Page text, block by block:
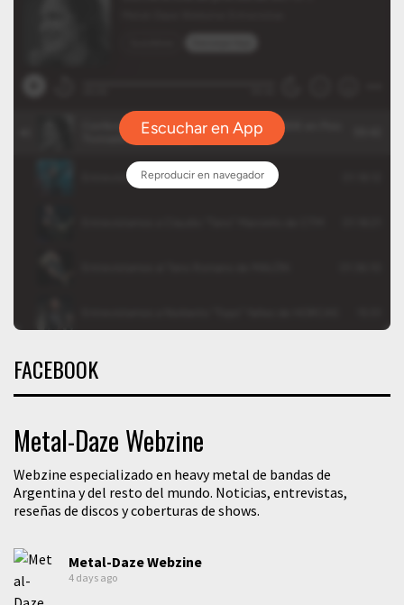
FACEBOOK
Metal-Daze Webzine
Webzine especializado en heavy metal de bandas de
Argentina y del resto del mundo. Noticias, entrevistas,
reseñas de discos y coberturas de shows.
Metal-Daze Webzine
4 days ago